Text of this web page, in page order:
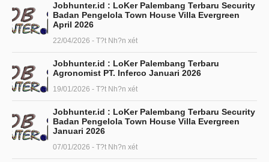
Jobhunter.id : LoKer Palembang Terbaru Security
Badan Pengelola Town House Villa Evergreen
April 2026
22/04/2026 - T?t Nh?n xét
Jobhunter.id : LoKer Palembang Terbaru
Agronomist PT. Inferco Januari 2026
19/01/2026 - T?t Nh?n xét
Jobhunter.id : LoKer Palembang Terbaru Security
Badan Pengelola Town House Villa Evergreen
Januari 2026
07/01/2026 - T?t Nh?n xét